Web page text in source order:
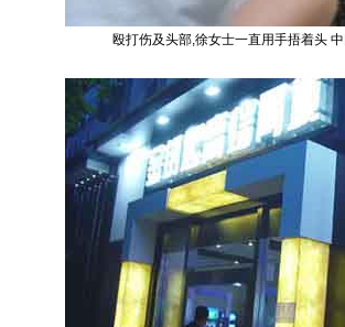
殴打伤及头部,徐女士一直用手捂着头